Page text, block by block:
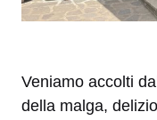
Veniamo accolti
della malga,